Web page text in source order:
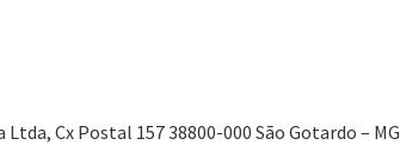
Cx Postal 157 38800-000 São Gotardo – MG